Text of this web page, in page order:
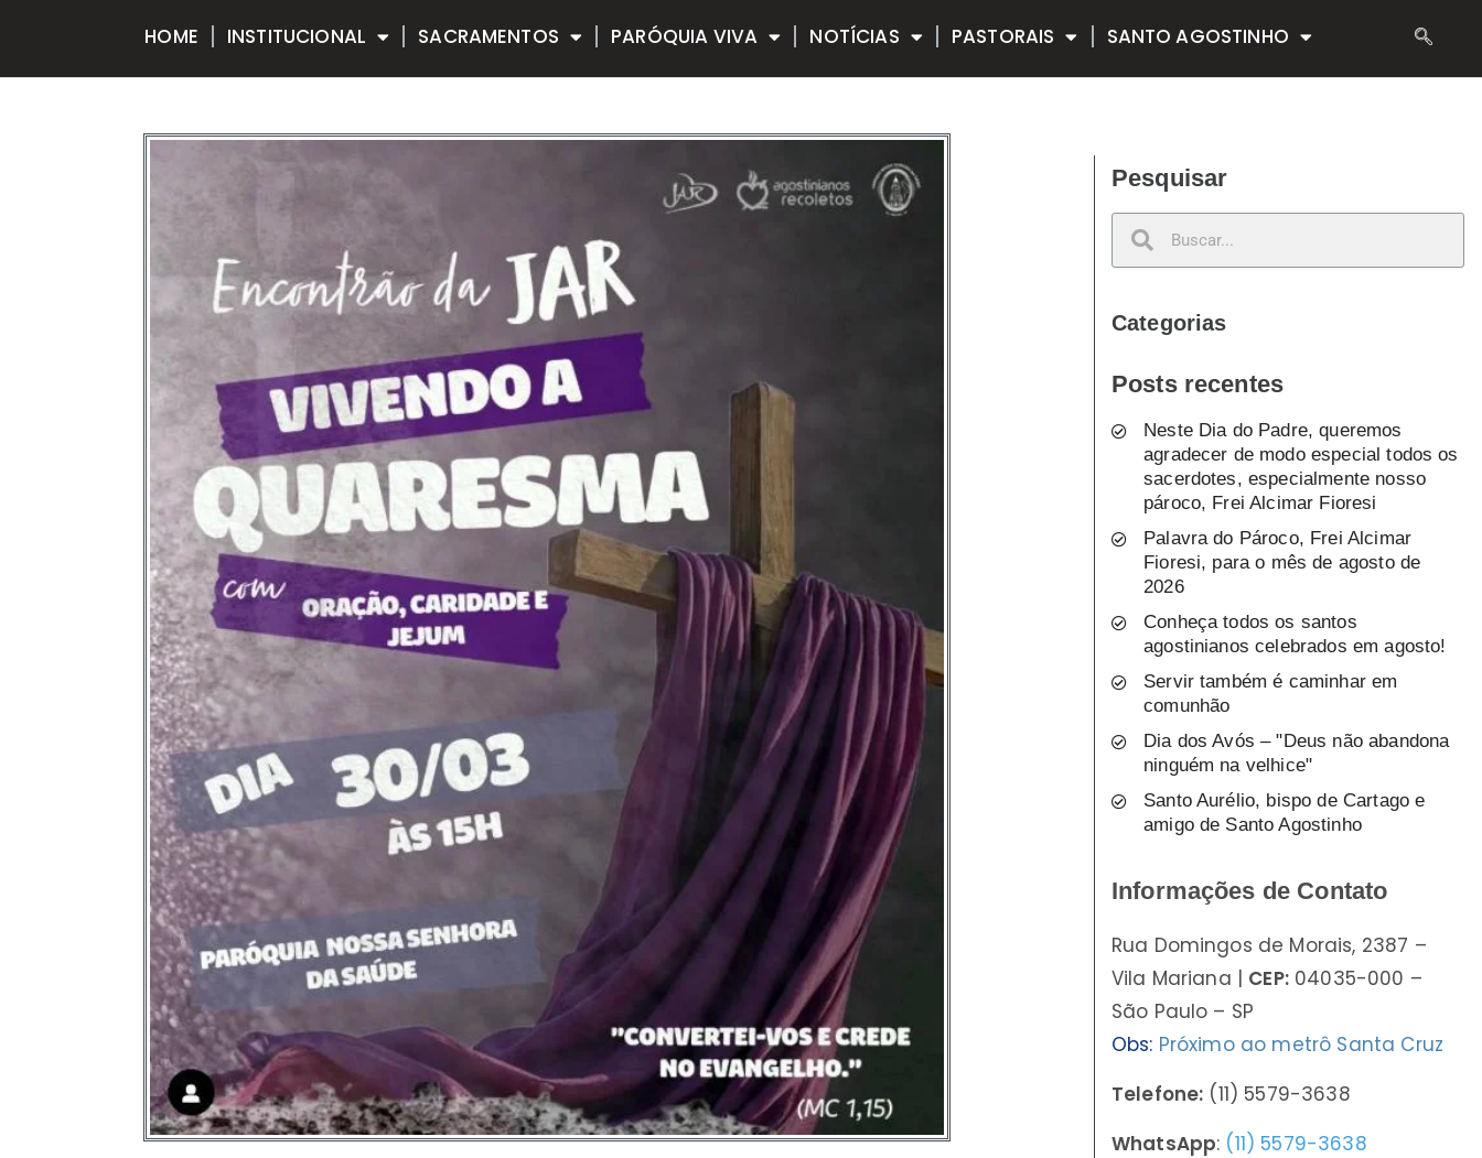
HOME INSTITUCIONAL SACRAMENTOS PARÓQUIA VIVA NOTÍCIAS PASTORAIS SANTO AGOSTINHO
Pesquisar
Categorias
Posts recentes
Neste Dia do Padre, queremos
agradecer de modo especial todos os
sacerdotes, especialmente nosso
pároco, Frei Alcimar Fioresi
Palavra do Pároco, Frei Alcimar
Fioresi, para o mês de agosto de
2026
Conheça todos os santos
agostinianos celebrados em agosto!
Servir também é caminhar em
comunhão
Dia dos Avós – "Deus não abandona
ninguém na velhice"
Santo Aurélio, bispo de Cartago e
amigo de Santo Agostinho
Informações de Contato
Rua Domingos de Morais, 2387 –
Vila Mariana | CEP:04035-000 –
São Paulo – SP
Obs: Próximo ao metrô Santa Cruz
Telefone: (11) 5579-3638
WhatsApp: (11) 5579-3638